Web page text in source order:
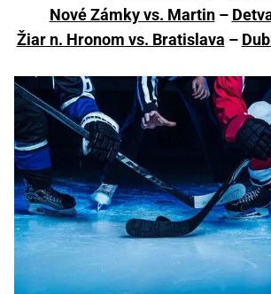
Nové Zámky vs. Martin–
Žiar n. Hronom vs. Bratislava –